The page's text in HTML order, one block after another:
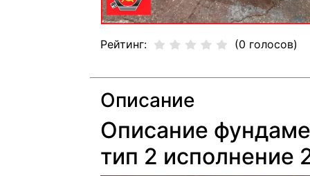
Рейтинг: (0 голосов)
Описание
Описание
тип 2 исполнение